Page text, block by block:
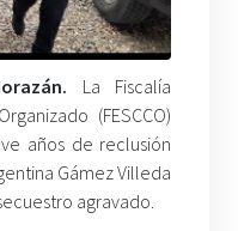
La Fiscalía
(FESCCO)
años de reclusión
Gámez Villeda
agravado.